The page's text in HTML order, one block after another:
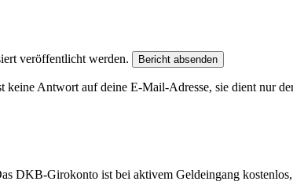
veröffentlicht werden. Bericht absenden
Antwort auf deine E-Mail-Adresse, sie dient nur
DKB-Girokonto ist bei aktivem Geldeingang